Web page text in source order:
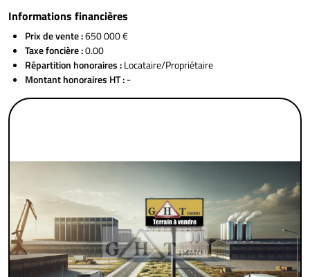
Informations financières
Prix de vente :650 000 €
Taxe foncière :0.00
Répartition honoraires :Locataire/Propriétaire
Montant honoraires HT :-